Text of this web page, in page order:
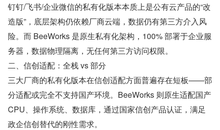
钉钉/飞书/企业微信的私有化版本本质上是公有云产品的“改
造版”，底层架构仍依赖厂商云端，数据仍有第三方介入风
险。而 BeeWorks 是原生私有化架构，100% 部署于企业服
务器，数据物理隔离，无任何第三方访问权限。
二、信创适配：全栈 vs 部分
三大厂商的私有化版本在信创适配方面普遍存在短板——部
分适配或完全不支持国产环境。BeeWorks 则原生适配国产
CPU、操作系统、数据库，通过国家信创产品认证，满足
政企信创替代的刚性需求。